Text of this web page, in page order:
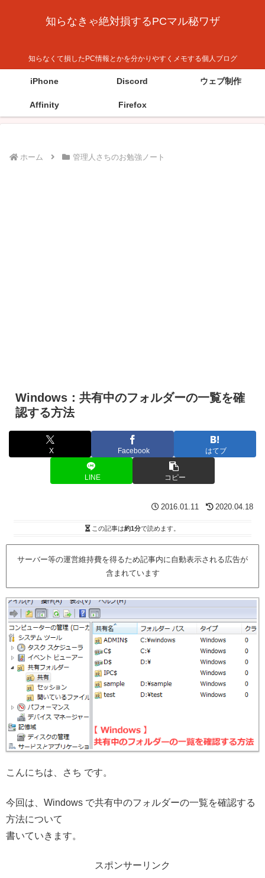
知らなきゃ絶対損するPCマル秘ワザ
知らなくて損したPC情報とかを分かりやすくメモする個人ブログ
iPhone Discord ウェブ制作
Affinity Firefox
ホーム 管理人さちのお勉強ノート
Windows：共有中のフォルダーの一覧を確
認する方法
X Facebook はてブ
LINE コピー
2016.01.11 2020.04.18
この記事は約1分で読めます。
サーバー等の運営維持費を得るため記事内に自動表示される広告が
含まれています
こんにちは、さち です。
今回は、Windows で共有中のフォルダーの一覧を確認する
方法について
書いていきます。
スポンサーリンク